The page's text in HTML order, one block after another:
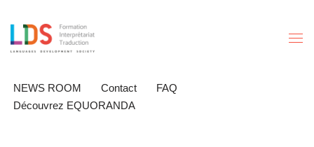
au
NEWS ROOM
Contact
FAQ
Découvrez EQUORANDA